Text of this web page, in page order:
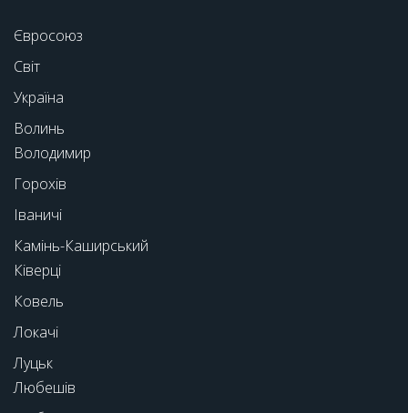
Євросоюз
Світ
Україна
Волинь
Володимир
Горохів
Іваничі
Камінь-Каширський
Ківерці
Ковель
Локачі
Луцьк
Любешів